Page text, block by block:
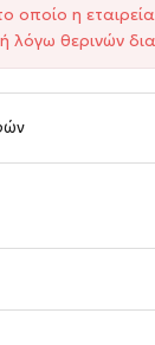
οποίο η
λόγω θερινών